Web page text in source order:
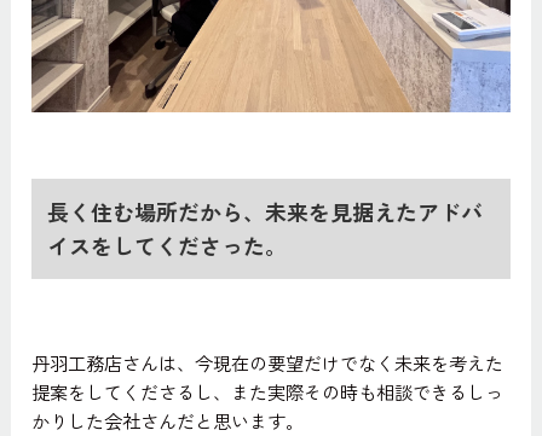
長く住む場所だから、未来を見据えたアドバ
イスをしてくださった。
丹羽工務店さんは、今現在の要望だけでなく未来を考えた
提案をしてくださるし、また実際その時も相談できるしっ
かりした会社さんだと思います。